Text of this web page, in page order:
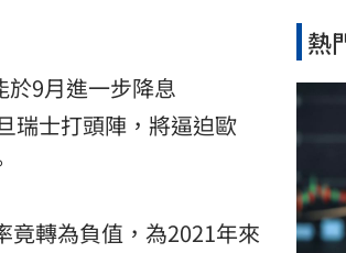
於9月進一步降息
瑞士打頭陣，將逼迫歐
竟轉為負值，為2021年來
熱